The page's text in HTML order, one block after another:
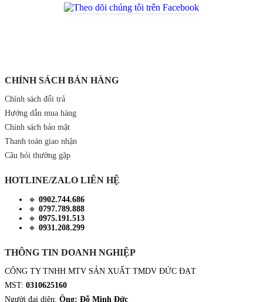
CHÍNH SÁCH BÁN HÀNG
Chính sách đổi trả
Hướng dẫn mua hàng
Chính sách bảo mật
Thanh toán giao nhận
Câu hỏi thường gặp
HOTLINE/ZALO LIÊN HỆ
🔹 0902.744.686
🔹 0797.789.888
🔹 0975.191.513
🔹 0931.208.299
THÔNG TIN DOANH NGHIỆP
CÔNG TY TNHH MTV SẢN XUẤT TMDV ĐỨC ĐẠT
MST: 0310625160
Người đại diện: Ông: Đỗ Minh Đức